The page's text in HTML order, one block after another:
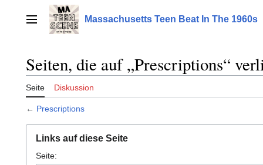
springenHauptmenü Massachusetts Teen Beat In The 1960s
Seiten, die auf „Prescriptions“
Seite Diskussion
← Prescriptions
Links auf diese Seite
Seite: